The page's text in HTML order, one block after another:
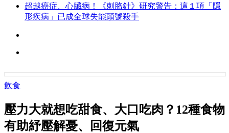
超越癌症、心臟病！《刺胳針》研究警告：這１項「隱
形疾病」已成全球失能頭號殺手
飲食
壓力大就想吃甜食、大口吃肉？12種食物
有助紓壓解憂、回復元氣